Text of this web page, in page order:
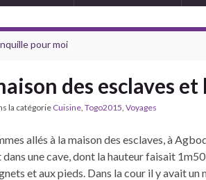
pour moi
des esclaves
la catégorie Cuisine, Togo2015, Voyages
allés à la maison des esclaves, à
une cave, dont la hauteur faisait
et aux pieds. Dans la cour il y avait